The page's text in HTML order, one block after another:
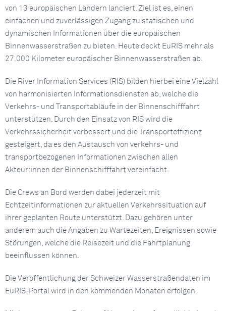
von 13 europäischen Ländern lanciert. Ziel ist es, einen
einfachen und zuverlässigen Zugang zu statischen und
dynamischen Informationen über die europäischen
Binnenwasserstraßen zu bieten. Heute deckt EuRIS mehr als
27.000 Kilometer europäischer Binnenwasserstraßen ab.
Die River Information Services (RIS) bilden hierbei eine Vielzahl
von harmonisierten Informationsdiensten ab, welche die
Verkehrs- und Transportabläufe in der Binnenschifffahrt
unterstützen. Durch den Einsatz von RIS wird die
Verkehrssicherheit verbessert und die Transporteffizienz
gesteigert, da es den Austausch von verkehrs- und
transportbezogenen Informationen zwischen allen
Akteur:innen der Binnenschifffahrt vereinfacht.
Die Crews an Bord werden dabei jederzeit mit
Echtzeitinformationen zur aktuellen Verkehrssituation auf
ihrer geplanten Route unterstützt. Dazu gehören unter
anderem auch die Angaben zu Wartezeiten, Ereignissen sowie
Störungen, welche die Reisezeit und die Fahrtplanung
beeinflussen können.
Die Veröffentlichung der Schweizer Wasserstraßendaten im
EuRIS-Portal wird in den kommenden Monaten erfolgen.